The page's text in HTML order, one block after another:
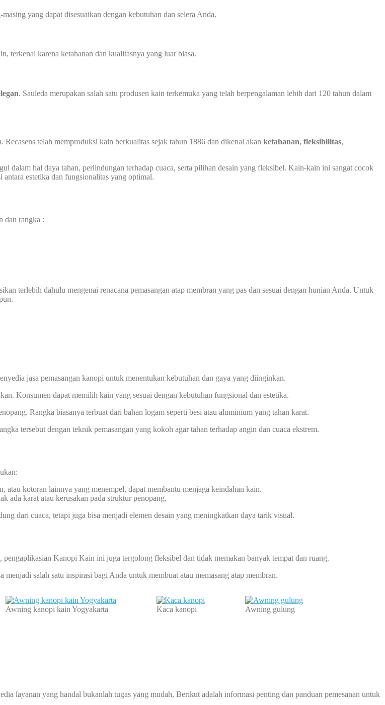
yang dapat disesuaikan dengan kebutuhan dan selera Anda.
terkenal karena ketahanan dan kualitasnya yang luar biasa.
. Sauleda merupakan salah satu produsen kain terkemuka yang telah berpengalaman lebih dari 120 tahun dalam
telah memproduksi kain berkualitas sejak tahun 1886 dan dikenal akan ketahanan, fleksibilitas,
dalam hal daya tahan, perlindungan terhadap cuaca, serta pilihan desain yang fleksibel. Kain-kain ini sangat cocok
estetika dan fungsionalitas yang optimal.
dan rangka :
terlebih dahulu mengenai renacana pemasangan atap membran yang pas dan sesuai dengan hunian Anda. Untuk
jasa pemasangan kanopi untuk menentukan kebutuhan dan gaya yang diinginkan.
Konsumen dapat memilih kain yang sesuai dengan kebutuhan fungsional dan estetika.
Rangka biasanya terbuat dari bahan logam seperti besi atau aluminium yang tahan karat.
tersebut dengan teknik pemasangan yang kokoh agar tahan terhadap angin dan cuaca ekstrem.
atau kotoran lainnya yang menempel, dapat membantu menjaga keindahan kain.
ada karat atau kerusakan pada struktur penopang.
dari cuaca, tetapi juga bisa menjadi elemen desain yang meningkatkan daya tarik visual.
Kanopi Kain ini juga tergolong fleksibel dan tidak memakan banyak tempat dan ruang.
salah satu inspirasi bagi Anda untuk membuat atau memasang atap membran.
Awning kanopi kain Yogyakarta Kaca kanopi Awning gulung
layanan yang handal bukanlah tugas yang mudah, Berikut adalah informasi penting dan panduan pemesanan untuk